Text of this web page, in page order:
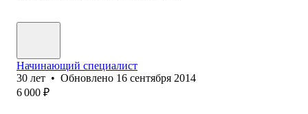
Начинающий специалист
30 лет • Обновлено 16 сентября 2014
6 000 ₽